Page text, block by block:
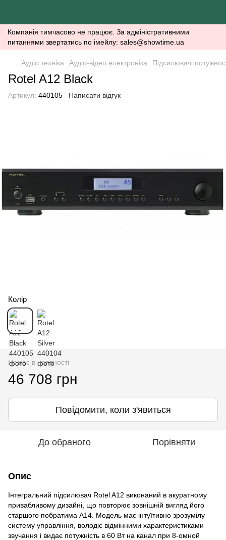
Компанія тимчасово не працює. За адміністративними
питаннями звертатись по імейлу: sales@showtime.ua
Аудіо техніка Аудіо-відео електроніка Підсилювачі
Rotel A12 Black
Артикул: 440105 Написати відгук
Колір
Немає в наявності
46 708 грн
Повідомити, коли з'явиться
До обраного Порівняти
Опис
Інтегральний підсилювач Rotel A12 виконаний в акуратному
привабливому дизайні, що повторює зовнішній вигляд його
старшого побратима A14. Модель має інтуїтивно зрозумілу
систему управління, володіє відмінними характеристиками
звучання і видає потужність в 60 Вт на канал при 8-омной